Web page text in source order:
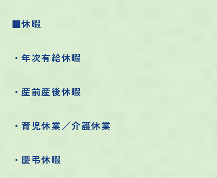
■休暇
・年次有給休暇
・産前産後休暇
・育児休業／介護休業
・慶弔休暇